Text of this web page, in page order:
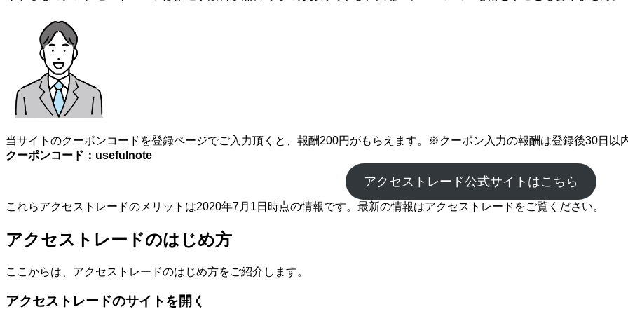
当サイトのクーポンコードを登録ページでご入力頂くと、報酬200円がもらえます。※クーポン入力の報酬は登録後30日以
クーポンコード：usefulnote
アクセストレード公式サイトはこちら
これらアクセストレードのメリットは2020年7月1日時点の情報です。最新の情報はアクセストレードをご覧ください。
アクセストレードのはじめ方
ここからは、アクセストレードのはじめ方をご紹介します。
アクセストレードのサイトを開く